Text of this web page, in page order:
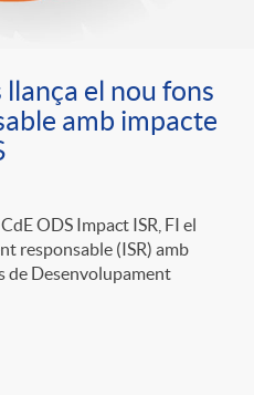
llança el nou fons
amb impacte
ODS Impact ISR, FI el
responsable (ISR) amb
de Desenvolupament